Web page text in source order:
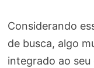
Considerando
de busca, algo
integrado ao